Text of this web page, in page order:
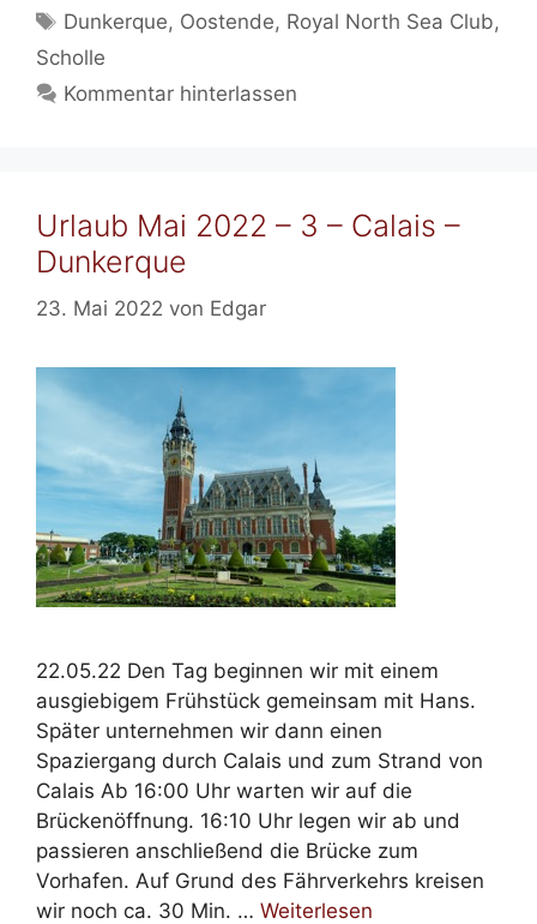
Schlagwörter
Dunkerque, Oostende, Royal North Sea Club,
Scholle
Kommentar hinterlassen
Urlaub Mai 2022 – 3 – Calais –
Dunkerque
23. Mai 2022 von Edgar
22.05.22 Den Tag beginnen wir mit einem
ausgiebigem Frühstück gemeinsam mit Hans.
Später unternehmen wir dann einen
Spaziergang durch Calais und zum Strand von
Calais Ab 16:00 Uhr warten wir auf die
Brückenöffnung. 16:10 Uhr legen wir ab und
passieren anschließend die Brücke zum
Vorhafen. Auf Grund des Fährverkehrs kreisen
wir noch ca. 30 Min. … Weiterlesen